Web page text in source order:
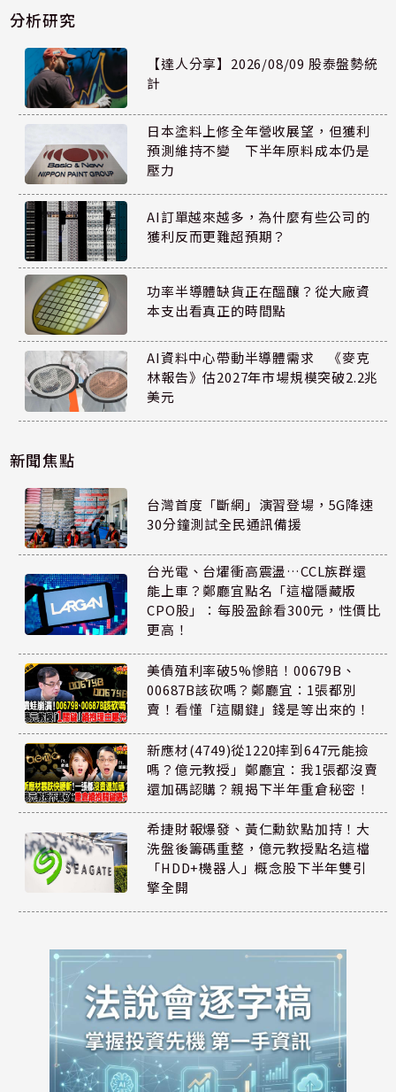
分析研究
【達人分享】2026/08/09 股泰盤勢統
計
日本塗料上修全年營收展望，但獲利
預測維持不變 下半年原料成本仍是
壓力
AI訂單越來越多，為什麼有些公司的
獲利反而更難超預期？
功率半導體缺貨正在醞釀？從大廠資
本支出看真正的時間點
AI資料中心帶動半導體需求 《麥克
林報告》估2027年市場規模突破2.2兆
美元
新聞焦點
台灣首度「斷網」演習登場，5G降速
30分鐘測試全民通訊備援
台光電、台燿衝高震盪…CCL族群還
能上車？鄭廳宜點名「這檔隱藏版
CPO股」：每股盈餘看300元，性價比
更高！
美債殖利率破5%慘賠！00679B、
00687B該砍嗎？鄭廳宜：1張都別
賣！看懂「這關鍵」錢是等出來的！
新應材(4749)從1220摔到647元能撿
嗎？億元教授」鄭廳宜：我1張都沒賣
還加碼認購？親揭下半年重倉秘密！
希捷財報爆發、黃仁勳欽點加持！大
洗盤後籌碼重整，億元教授點名這檔
「HDD+機器人」概念股下半年雙引
擎全開